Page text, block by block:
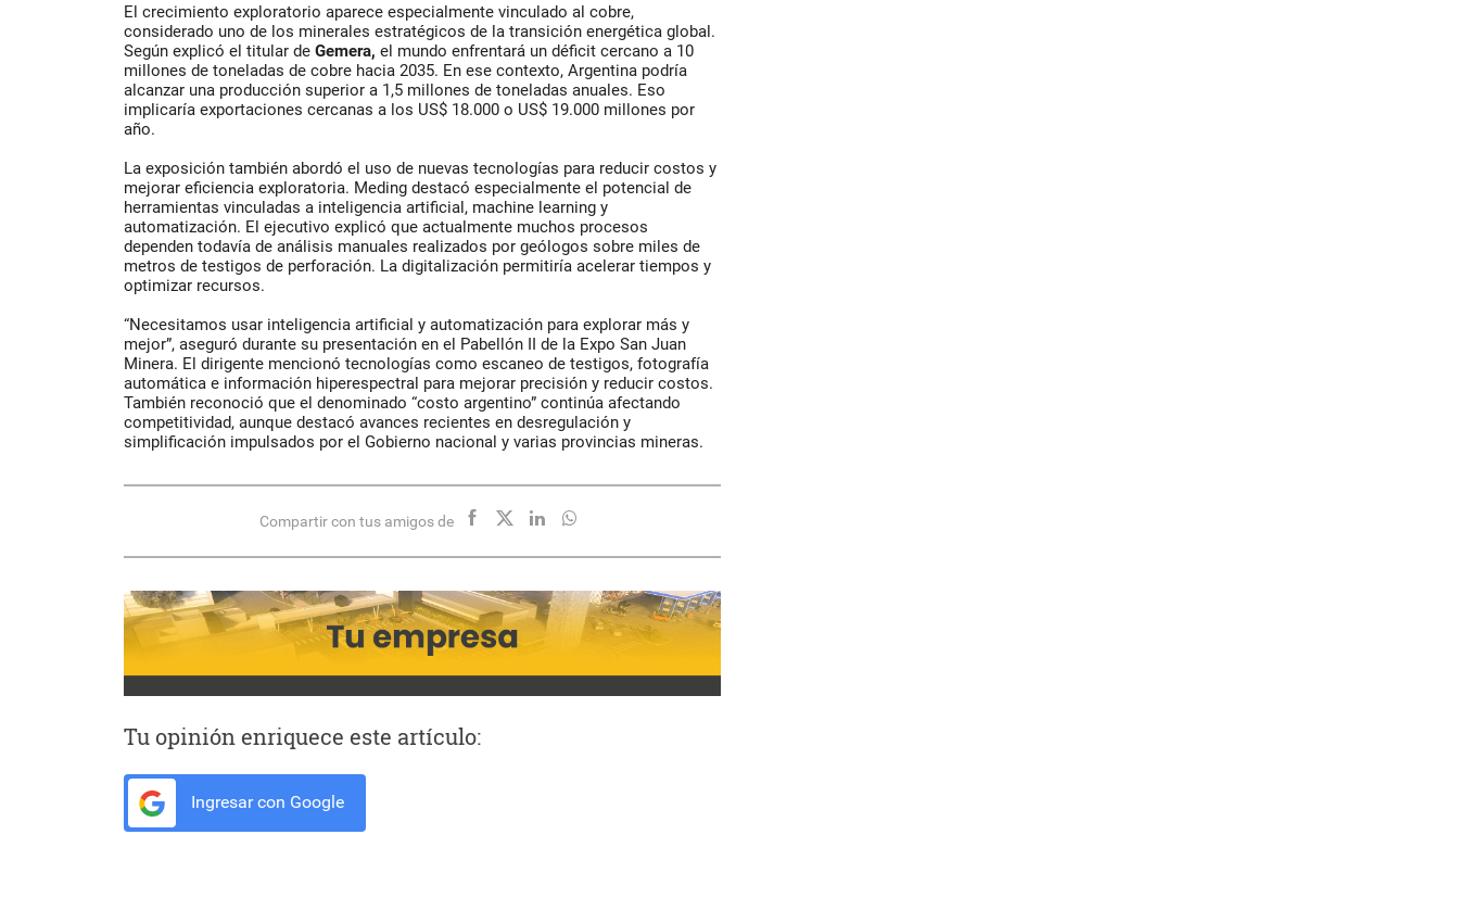
El crecimiento exploratorio aparece especialmente vinculado al cobre,
considerado uno de los minerales estratégicos de la transición energética global.
Según explicó el titular de Gemera, el mundo enfrentará un déficit cercano a 10
millones de toneladas de cobre hacia 2035. En ese contexto, Argentina podría
alcanzar una producción superior a 1,5 millones de toneladas anuales. Eso
implicaría exportaciones cercanas a los US$ 18.000 o US$ 19.000 millones por
año.
La exposición también abordó el uso de nuevas tecnologías para reducir costos y
mejorar eficiencia exploratoria. Meding destacó especialmente el potencial de
herramientas vinculadas a inteligencia artificial, machine learning y
automatización. El ejecutivo explicó que actualmente muchos procesos
dependen todavía de análisis manuales realizados por geólogos sobre miles de
metros de testigos de perforación. La digitalización permitiría acelerar tiempos y
optimizar recursos.
“Necesitamos usar inteligencia artificial y automatización para explorar más y
mejor”, aseguró durante su presentación en el Pabellón II de la Expo San Juan
Minera. El dirigente mencionó tecnologías como escaneo de testigos, fotografía
automática e información hiperespectral para mejorar precisión y reducir costos.
También reconoció que el denominado “costo argentino” continúa afectando
competitividad, aunque destacó avances recientes en desregulación y
simplificación impulsados por el Gobierno nacional y varias provincias mineras.
Compartir con tus amigos de
Tu opinión enriquece este artículo:
Ingresar con Google